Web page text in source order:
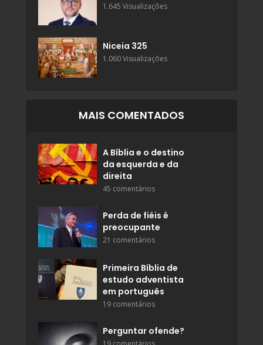
1.645 Visualizações
Niceia 325
1.060 Visualizações
MAIS COMENTADOS
A Bíblia e o destino
da esquerda e da
direita
45 comentários
Perda de fiéis é
preocupante
21 comentários
Primeira Bíblia de
estudo adventista
em português
19 comentários
Perguntar ofende?